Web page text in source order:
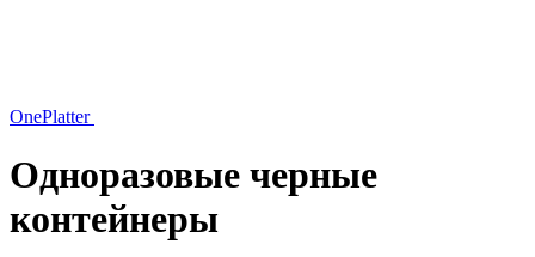
OnePlatter
Одноразовые черные
контейнеры